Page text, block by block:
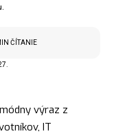
ČÍTANIE
výraz z
IT